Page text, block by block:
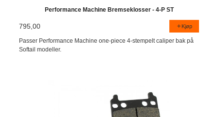
Performance Machine Bremseklosser - 4-P ST
795,00 Kjøp
Passer Performance Machine one-piece 4-stempelt caliper bak på
Softail modeller.